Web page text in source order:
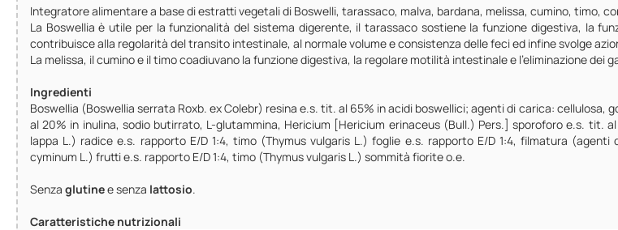
Integratore alimentare a base di estratti vegetali di Boswelli, tarassaco, malva, bardana, melissa, cumino, timo,
La Boswellia è utile per la funzionalità del sistema digerente, il tarassaco sostiene la funzione digestiva, la
contribuisce alla regolarità del transito intestinale, al normale volume e consistenza delle feci ed infine svolge
La melissa, il cumino e il timo coadiuvano la funzione digestiva, la regolare motilità intestinale e l'eliminazione dei
Ingredienti
Boswellia (Boswellia serrata Roxb. ex Colebr) resina e.s. tit. al 65% in acidi boswellici; agenti di carica:
al 20% in inulina, sodio butirrato, L-glutammina, Hericium [Hericium erinaceus (Bull.) Pers.] sporoforo e.s. tit.
lappa L.) radice e.s. rapporto E/D 1:4, timo (Thymus vulgaris L.) foglie e.s. rapporto E/D 1:4, filmatura
cyminum L.) frutti e.s. rapporto E/D 1:4, timo (Thymus vulgaris L.) sommità fiorite o.e.
Senza glutinee senza lattosio.
Caratteristiche nutrizionali